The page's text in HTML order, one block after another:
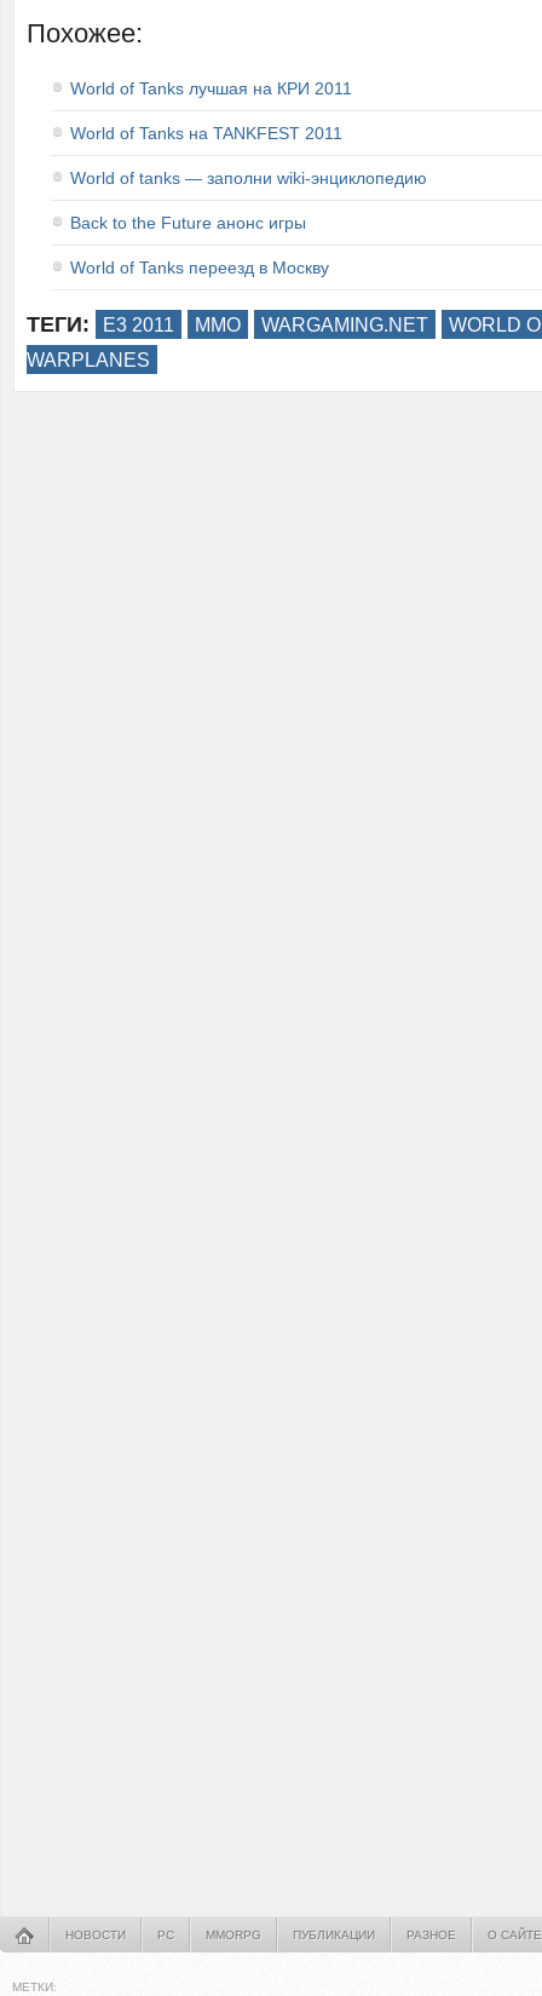
Похожее:
World of Tanks лучшая на КРИ 2011
World of Tanks на TANKFEST 2011
World of tanks — заполни wiki-энциклопедию
Back to the Future анонс игры
World of Tanks переезд в Москву
ТЕГИ: E3 2011 MMO WARGAMING.NET
WORLD
WARPLANES
НОВОСТИ PC MMORPG ПУБЛИКАЦИИ РАЗНОЕ О САЙТЕ
МЕТКИ: